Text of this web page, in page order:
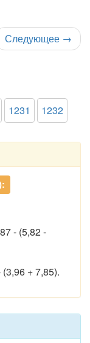
Следующее →
1231 1232
- (5,82 -
+ 7,85).